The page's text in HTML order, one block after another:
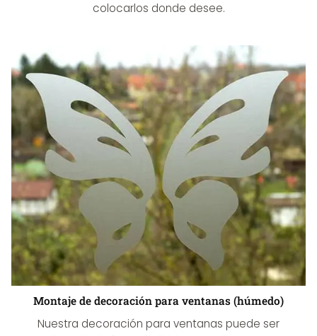
colocarlos donde desee.
Montaje de decoración para ventanas (húmedo)
Nuestra decoración para ventanas puede ser